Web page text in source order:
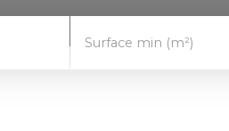
Surface min (m²)